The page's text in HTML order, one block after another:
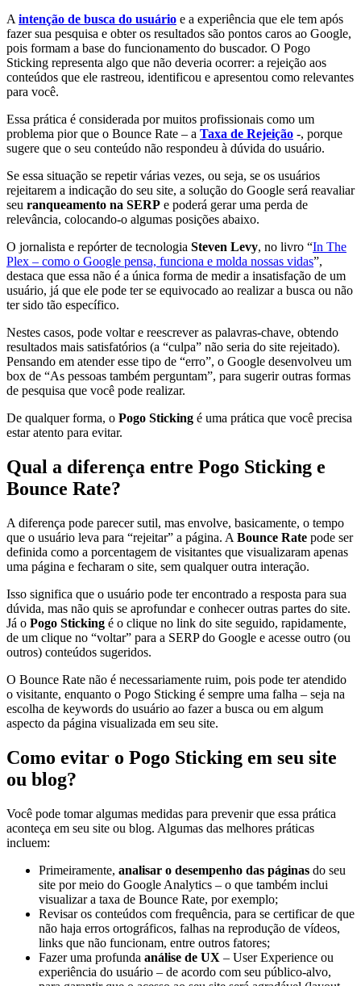
A intenção de busca do usuário e a experiência que ele tem após
fazer sua pesquisa e obter os resultados são pontos caros ao Google,
pois formam a base do funcionamento do buscador. O Pogo
Sticking representa algo que não deveria ocorrer: a rejeição aos
conteúdos que ele rastreou, identificou e apresentou como relevantes
para você.
Essa prática é considerada por muitos profissionais como um
problema pior que o Bounce Rate – a Taxa de Rejeição -, porque
sugere que o seu conteúdo não respondeu à dúvida do usuário.
Se essa situação se repetir várias vezes, ou seja, se os usuários
rejeitarem a indicação do seu site, a solução do Google será reavaliar
seu ranqueamento na SERP e poderá gerar uma perda de
relevância, colocando-o algumas posições abaixo.
O jornalista e repórter de tecnologia Steven Levy, no livro “In The
Plex – como o Google pensa, funciona e molda nossas vidas”,
destaca que essa não é a única forma de medir a insatisfação de um
usuário, já que ele pode ter se equivocado ao realizar a busca ou não
ter sido tão específico.
Nestes casos, pode voltar e reescrever as palavras-chave, obtendo
resultados mais satisfatórios (a “culpa” não seria do site rejeitado).
Pensando em atender esse tipo de “erro”, o Google desenvolveu um
box de “As pessoas também perguntam”, para sugerir outras formas
de pesquisa que você pode realizar.
De qualquer forma, o Pogo Sticking é uma prática que você precisa
estar atento para evitar.
Qual a diferença entre Pogo Sticking e
Bounce Rate?
A diferença pode parecer sutil, mas envolve, basicamente, o tempo
que o usuário leva para “rejeitar” a página. A Bounce Rate pode ser
definida como a porcentagem de visitantes que visualizaram apenas
uma página e fecharam o site, sem qualquer outra interação.
Isso significa que o usuário pode ter encontrado a resposta para sua
dúvida, mas não quis se aprofundar e conhecer outras partes do site.
Já o Pogo Sticking é o clique no link do site seguido, rapidamente,
de um clique no “voltar” para a SERPdo Google e acesse outro (ou
outros) conteúdos sugeridos.
O Bounce Rate não é necessariamente ruim, pois pode ter atendido
o visitante, enquanto o Pogo Sticking é sempre uma falha – seja na
escolha de keywords do usuário ao fazer a busca ou em algum
aspecto da página visualizada em seu site.
Como evitar o Pogo Sticking em seu site
ou blog?
Você pode tomar algumas medidas para prevenir que essa prática
aconteça em seu site ou blog. Algumas das melhores práticas
incluem:
Primeiramente, analisar o desempenho das páginas do seu
site por meio do Google Analytics – o que também inclui
visualizar a taxa de Bounce Rate, por exemplo;
Revisar os conteúdos com frequência, para se certificar de que
não haja erros ortográficos, falhas na reprodução de vídeos,
links que não funcionam, entre outros fatores;
Fazer uma profunda análise de UX – User Experience ou
experiência do usuário – de acordo com seu público-alvo,